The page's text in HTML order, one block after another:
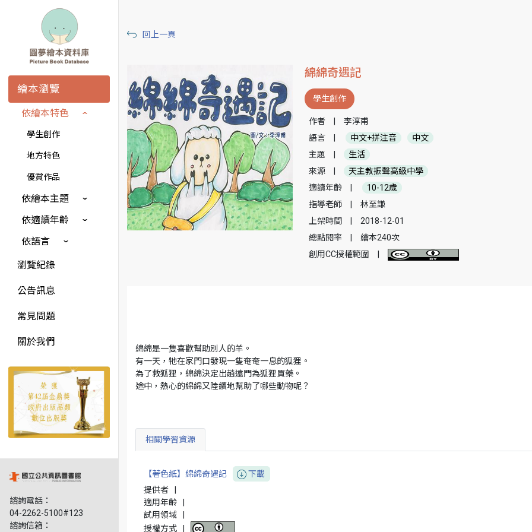
繪本瀏覽
依繪本特色
學生創作
地方特色
優賞作品
依繪本主題
依適讀年齡
依語言
瀏覽紀錄
公告訊息
常見問題
關於我們
諮詢電話：
04-2262-5100#123
諮詢信箱：
回上一頁
綿綿奇遇記
學生創作
作者
李淳甫
語言
中文+拼注音
中文
主題
生活
來源
天主教振聲高級中學
適讀年齡
10-12歲
指導老師
林至謙
上架時間
2018-12-01
總點閱率
繪本240次
創用CC授權範圍
綿綿是一隻喜歡幫助別人的羊。
有一天，牠在家門口發現一隻奄奄一息的狐狸。
為了救狐狸，綿綿決定出趟遠門為狐狸買藥。
途中，熱心的綿綿又陸續地幫助了哪些動物呢？
相關學習資源
【著色紙】綿綿奇遇記
下載
提供者
適用年齡
試用領域
授權方式